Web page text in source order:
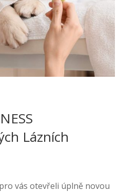
Lázních
vás otevřeli úplně novou